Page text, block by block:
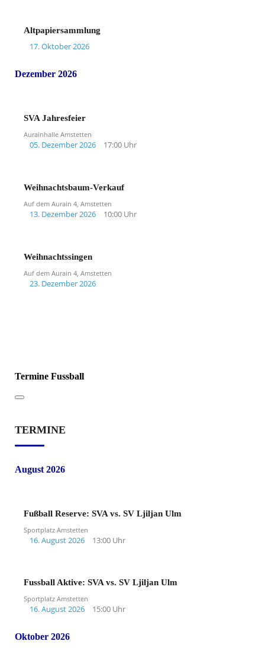
Altpapiersammlung
17. Oktober 2026
Dezember 2026
SVA Jahresfeier
Aurainhalle Amstetten
05. Dezember 2026 17:00 Uhr
Weihnachtsbaum-Verkauf
Auf dem Aurain 4, Amstetten
13. Dezember 2026 10:00 Uhr
Weihnachtssingen
Auf dem Aurain 4, Amstetten
23. Dezember 2026
Termine Fussball
TERMINE
August 2026
Fußball Reserve: SVA vs. SV Ljiljan Ulm
Sportplatz Amstetten
16. August 2026 13:00 Uhr
Fussball Aktive: SVA vs. SV Ljiljan Ulm
Sportplatz Amstetten
16. August 2026 15:00 Uhr
Oktober 2026